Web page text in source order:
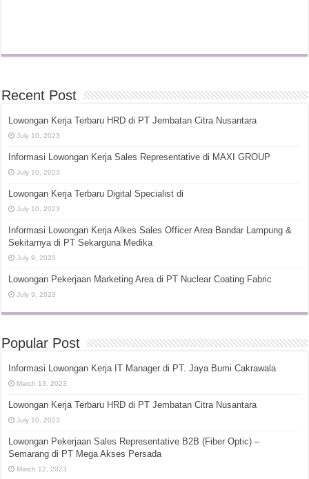
Recent Post
Lowongan Kerja Terbaru HRD di PT Jembatan Citra Nusantara
July 10, 2023
Informasi Lowongan Kerja Sales Representative di MAXI GROUP
July 10, 2023
Lowongan Kerja Terbaru Digital Specialist di
July 10, 2023
Informasi Lowongan Kerja Alkes Sales Officer Area Bandar Lampung &
Sekitarnya di PT Sekarguna Medika
July 9, 2023
Lowongan Pekerjaan Marketing Area di PT Nuclear Coating Fabric
July 9, 2023
Popular Post
Informasi Lowongan Kerja IT Manager di PT. Jaya Bumi Cakrawala
March 13, 2023
Lowongan Kerja Terbaru HRD di PT Jembatan Citra Nusantara
July 10, 2023
Lowongan Pekerjaan Sales Representative B2B (Fiber Optic) –
Semarang di PT Mega Akses Persada
March 12, 2023